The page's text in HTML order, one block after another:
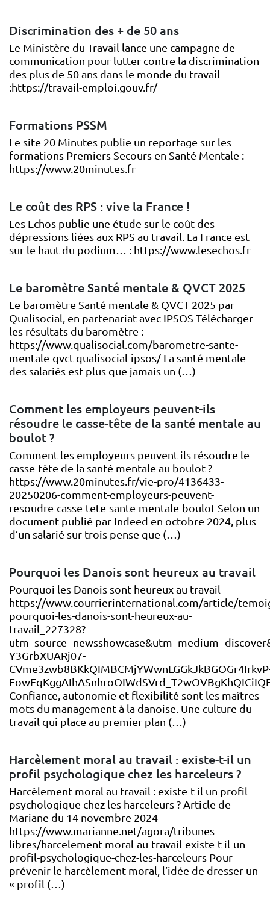
Discrimination des + de 50 ans
Le Ministère du Travail lance une campagne de
communication pour lutter contre la discrimination
des plus de 50 ans dans le monde du travail
:https://travail-emploi.gouv.fr/
Formations PSSM
Le site 20 Minutes publie un reportage sur les
formations Premiers Secours en Santé Mentale :
https://www.20minutes.fr
Le coût des RPS : vive la France !
Les Echos publie une étude sur le coût des
dépressions liées aux RPS au travail. La France est
sur le haut du podium… : https://www.lesechos.fr
Le baromètre Santé mentale & QVCT 2025
Le baromètre Santé mentale & QVCT 2025 par
Qualisocial, en partenariat avec IPSOS Télécharger
les résultats du baromètre :
https://www.qualisocial.com/barometre-sante-
mentale-qvct-qualisocial-ipsos/ La santé mentale
des salariés est plus que jamais un (…)
Comment les employeurs peuvent-ils
résoudre le casse-tête de la santé mentale au
boulot ?
Comment les employeurs peuvent-ils résoudre le
casse-tête de la santé mentale au boulot ?
https://www.20minutes.fr/vie-pro/4136433-
20250206-comment-employeurs-peuvent-
resoudre-casse-tete-sante-mentale-boulot Selon un
document publié par Indeed en octobre 2024, plus
d’un salarié sur trois pense que (…)
Pourquoi les Danois sont heureux au travail
Pourquoi les Danois sont heureux au travail
https://www.courrierinternational.com/article/
pourquoi-les-danois-sont-heureux-au-
travail_227328?
Y3GrbXUARj07-
Confiance, autonomie et flexibilité sont les maîtres
mots du management à la danoise. Une culture du
travail qui place au premier plan (…)
Harcèlement moral au travail : existe-t-il un
profil psychologique chez les harceleurs ?
Harcèlement moral au travail : existe-t-il un profil
psychologique chez les harceleurs ? Article de
Mariane du 14 novembre 2024
https://www.marianne.net/agora/tribunes-
libres/harcelement-moral-au-travail-existe-t-il-un-
profil-psychologique-chez-les-harceleurs Pour
prévenir le harcèlement moral, l’idée de dresser un
« profil (…)